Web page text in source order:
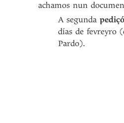
achamos nun
A segunda
días de fevreyro
Pardo).